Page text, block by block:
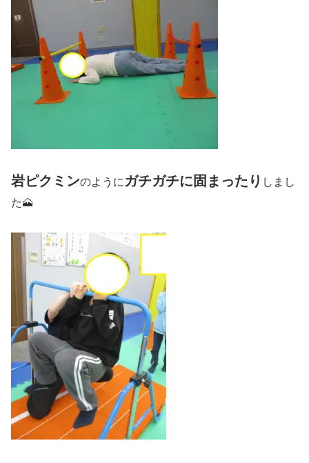
岩ピクミンのように ガチガチに固まったり しまし
た🗻